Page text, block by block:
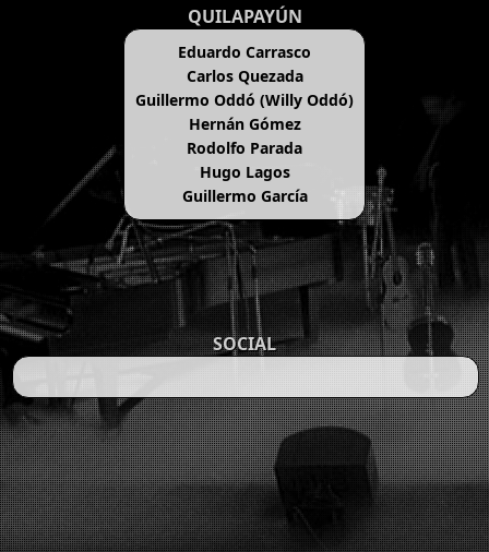
QUILAPAYÚN
Eduardo Carrasco
Carlos Quezada
Guillermo Oddó (Willy Oddó)
Hernán Gómez
Rodolfo Parada
Hugo Lagos
Guillermo García
SOCIAL